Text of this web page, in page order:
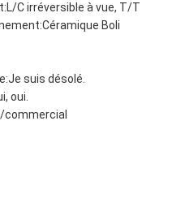
L/C irréversible à vue, T/T
Céramique Boli
Je suis désolé.
oui.
commercial